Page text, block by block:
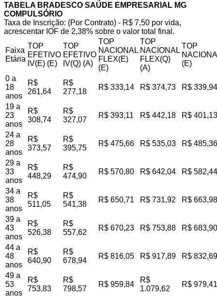
TABELA BRADESCO SAÚDE EMPRESARIAL MG
COMPULSÓRIO
Taxa de Inscrição: (Por Contrato) - R$ 7,50 por vida,
acrescentar IOF de 2,38% sobre o valor total final.
Faixa
Etária
TOP
EFETIVO
IV(E) (E)
TOP
EFETIVO
IV(Q) (A)
TOP
NACIONAL
FLEX(E)
(E)
TOP
NACIONAL
FLEX(Q)
(A)
TOP
(E)
0 a
18
anos
R$
261,64
R$
277,18
R$ 333,14 R$ 374,73 R$ 339,94
19 a
23
anos
R$
308,74
R$
327,07
R$ 393,11 R$ 442,18 R$ 401,13
24 a
28
anos
R$
373,57
R$
395,75
R$ 475,66 R$ 535,03 R$ 485,36
29 a
33
anos
R$
448,29
R$
474,90
R$ 570,80 R$ 642,04 R$ 582,44
34 a
38
anos
R$
511,05
R$
541,38
R$ 650,71 R$ 731,92 R$ 663,98
39 a
43
anos
R$
526,38
R$
557,62
R$ 670,23 R$ 753,88 R$ 683,90
44 a
48
anos
R$
640,90
R$
678,94
R$ 816,05 R$ 917,89 R$ 832,69
49 a
53
anos
R$
753,83
R$
798,57
R$ 959,84
R$
1.079,62
R$ 979,41